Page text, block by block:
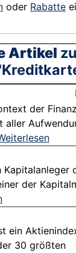
oder Rabatte
Artikel
der
aller
Kapitalanleger
der
ein
30 größten